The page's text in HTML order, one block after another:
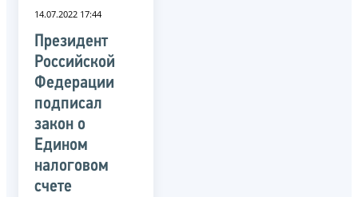
14.07.2022 17:44
Президент
Российской
Федерации
подписал
закон о
Едином
налоговом
счете